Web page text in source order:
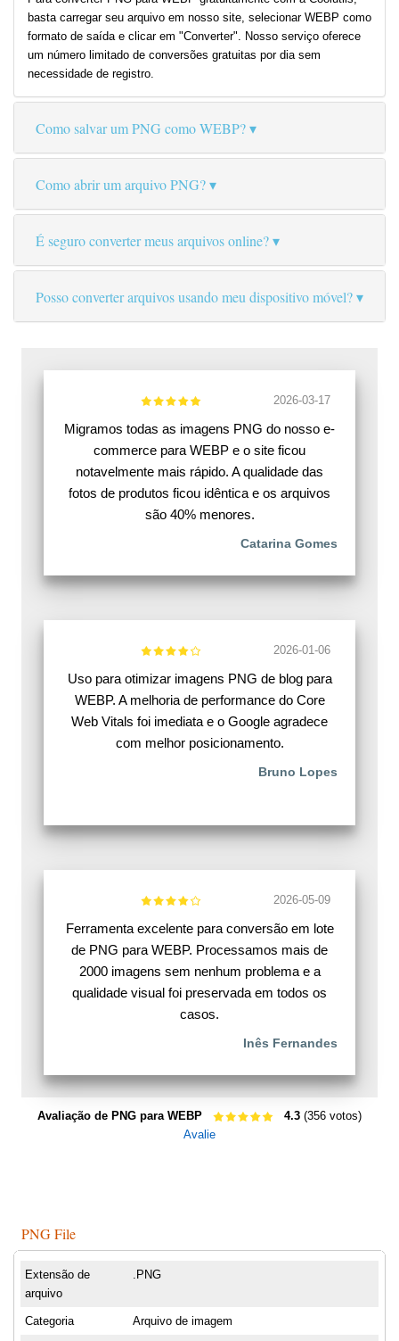
basta carregar seu arquivo em nosso site, selecionar WEBP como
formato de saída e clicar em "Converter". Nosso serviço oferece
um número limitado de conversões gratuitas por dia sem
necessidade de registro.
Como salvar um PNG como WEBP?
Como abrir um arquivo PNG?
É seguro converter meus arquivos online?
Posso converter arquivos usando meu dispositivo móvel?
2026-03-17
Migramos todas as imagens PNG do nosso e-
commerce para WEBP e o site ficou
notavelmente mais rápido. A qualidade das
fotos de produtos ficou idêntica e os arquivos
são 40% menores.
Catarina Gomes
2026-01-06
Uso para otimizar imagens PNG de blog para
WEBP. A melhoria de performance do Core
Web Vitals foi imediata e o Google agradece
com melhor posicionamento.
Bruno Lopes
2026-05-09
Ferramenta excelente para conversão em lote
de PNG para WEBP. Processamos mais de
2000 imagens sem nenhum problema e a
qualidade visual foi preservada em todos os
casos.
Inês Fernandes
Avaliação de PNG para WEBP 4.3 (356 votos)
Avalie
PNG File
Extensão de
arquivo
.PNG
Categoria Arquivo de imagem